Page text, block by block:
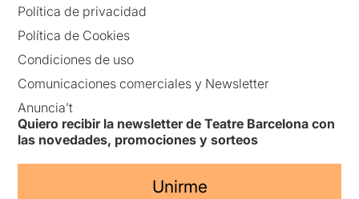
Política de privacidad
Política de Cookies
Condiciones de uso
Comunicaciones comerciales y Newsletter
Anuncia’t
Quiero recibir la newsletter de Teatre Barcelona con
las novedades, promociones y sorteos
Unirme